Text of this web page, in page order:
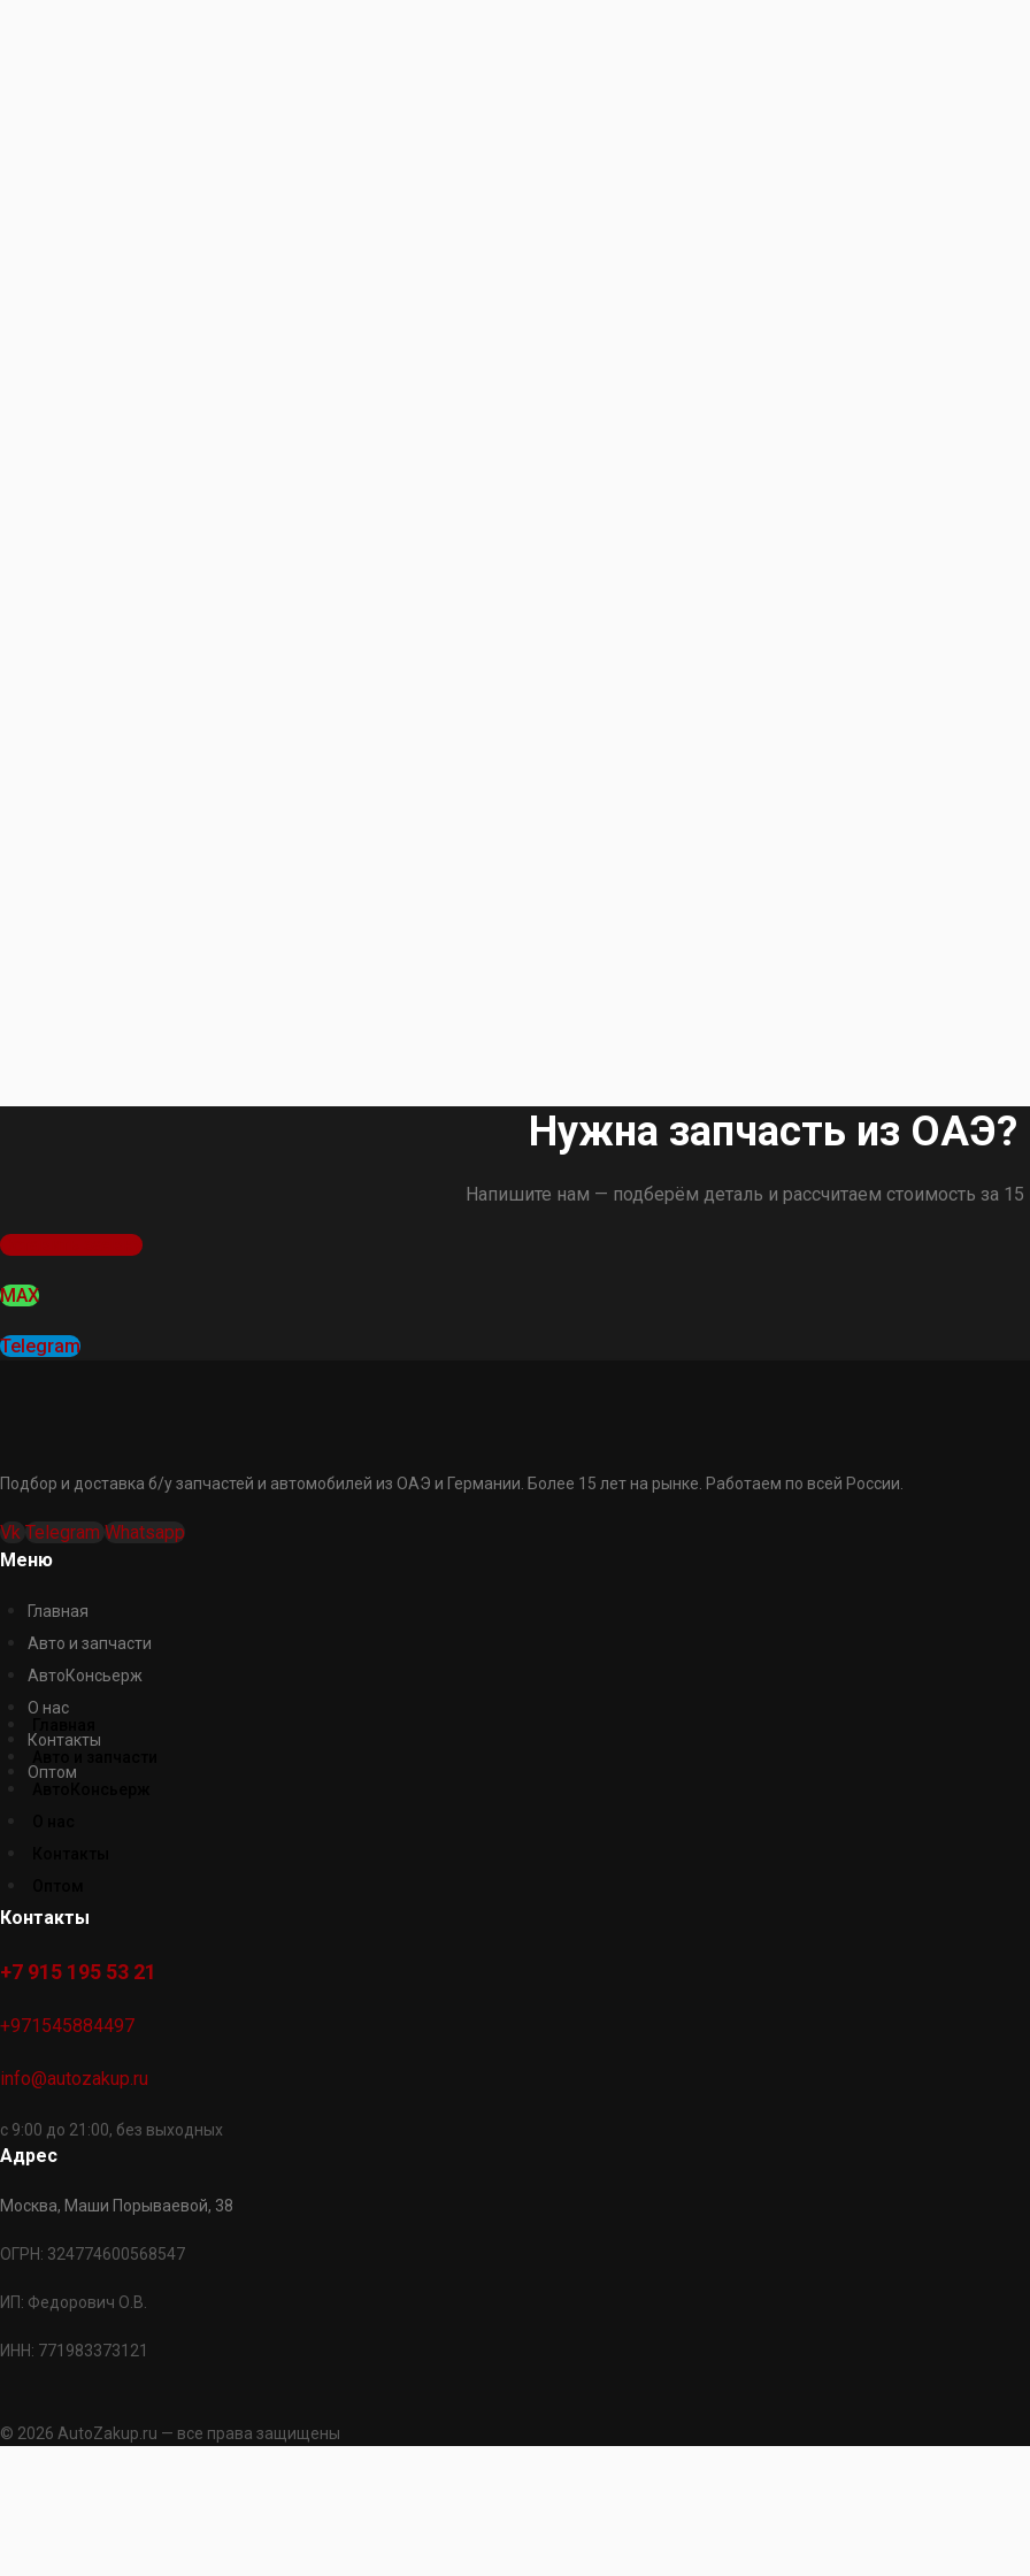
Нужна запчасть из ОАЭ?
Напишите нам — подберём деталь и рассчитаем стоимость за 15
Оставить заявку
MAX
Telegram
Подбор и доставка б/у запчастей и автомобилей из ОАЭ и Германии. Более 15 лет на рынке. Работаем по всей России.
Vk Telegram Whatsapp
Меню
Главная
Авто и запчасти
АвтоКонсьерж
О нас
Контакты
Оптом
Контакты
+7 915 195 53 21
+971545884497
info@autozakup.ru
с 9:00 до 21:00, без выходных
Адрес
Москва, Маши Порываевой, 38
ОГРН: 324774600568547
ИП: Федорович О.В.
ИНН: 771983373121
© 2026 AutoZakup.ru — все права защищены